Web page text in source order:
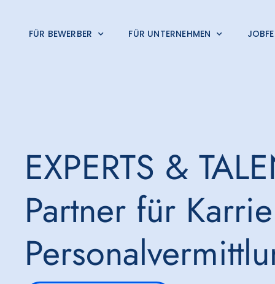
FÜR BEWERBER FÜR UNTERNEHMEN
EXPERTS &
Partner für